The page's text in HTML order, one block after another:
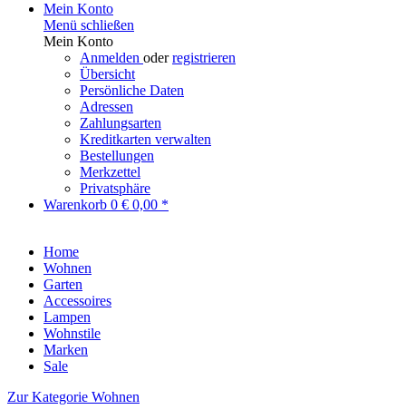
Mein Konto
Menü schließen
Mein Konto
Anmelden oderregistrieren
Übersicht
Persönliche Daten
Adressen
Zahlungsarten
Kreditkarten verwalten
Bestellungen
Merkzettel
Privatsphäre
Warenkorb 0 € 0,00 *
Home
Wohnen
Garten
Accessoires
Lampen
Wohnstile
Marken
Sale
Zur Kategorie Wohnen